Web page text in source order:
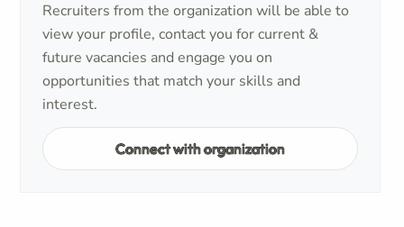
Recruiters from the organization will be able to
view your profile, contact you for current &
future vacancies and engage you on
opportunities that match your skills and
interest.
Connect with organization